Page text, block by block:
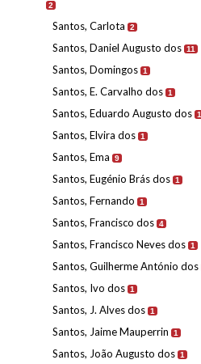
2
Santos, Carlota 2
Santos, Daniel Augusto dos 11
Santos, Domingos 1
Santos, E. Carvalho dos 1
Santos, Eduardo Augusto dos 1
Santos, Elvira dos 1
Santos, Ema 9
Santos, Eugénio Brás dos 1
Santos, Fernando 1
Santos, Francisco dos 4
Santos, Francisco Neves dos 1
Santos, Guilherme António dos
Santos, Ivo dos 1
Santos, J. Alves dos 1
Santos, Jaime Mauperrin 1
Santos, João Augusto dos 1